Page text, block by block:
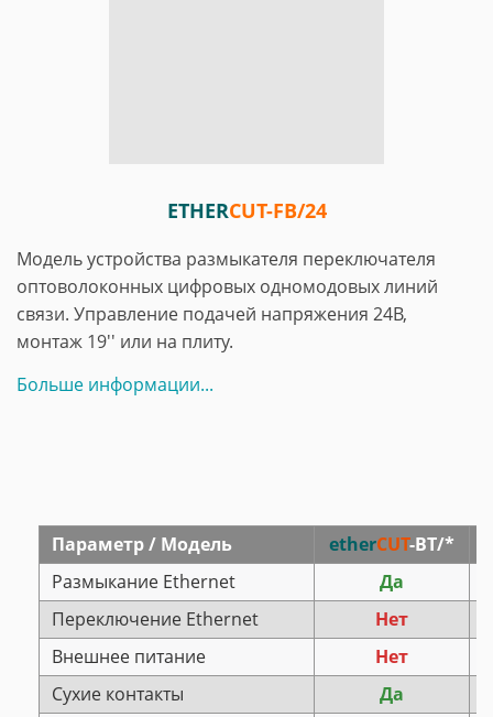
ETHERCUT-FB/24
Модель устройства размыкателя переключателя
оптоволоконных цифровых одномодовых линий
связи. Управление подачей напряжения 24В,
монтаж 19'' или на плиту.
Больше информации...
Параметр / Модель etherCUT-BT/*
Размыкание Ethernet
Да
Переключение Ethernet
Нет
Внешнее питание
Нет
Сухие контакты
Да